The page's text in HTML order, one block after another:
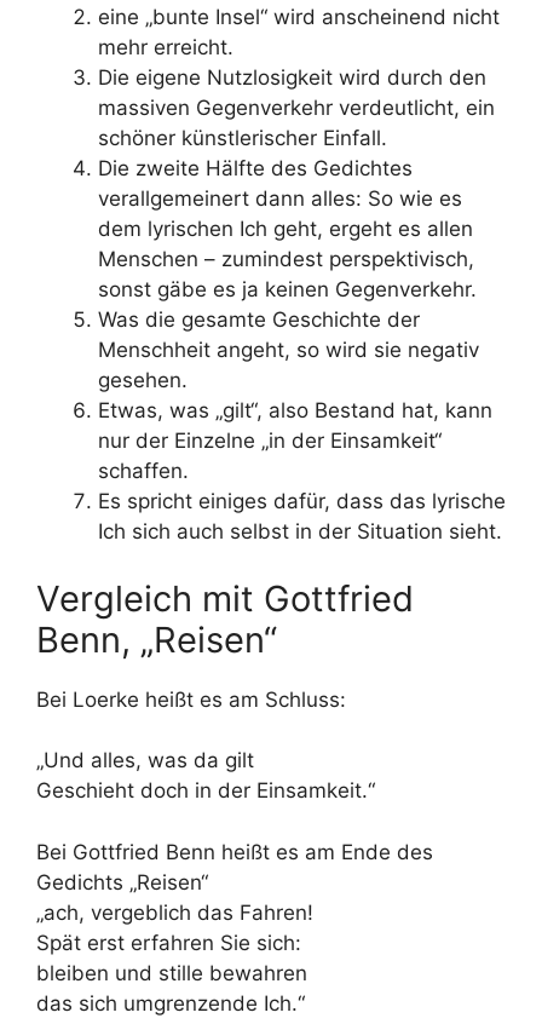
eine „bunte Insel“ wird anscheinend nicht
mehr erreicht.
Die eigene Nutzlosigkeit wird durch den
massiven Gegenverkehr verdeutlicht, ein
schöner künstlerischer Einfall.
Die zweite Hälfte des Gedichtes
verallgemeinert dann alles: So wie es
dem lyrischen Ich geht, ergeht es allen
Menschen – zumindest perspektivisch,
sonst gäbe es ja keinen Gegenverkehr.
Was die gesamte Geschichte der
Menschheit angeht, so wird sie negativ
gesehen.
Etwas, was „gilt“, also Bestand hat, kann
nur der Einzelne „in der Einsamkeit“
schaffen.
Es spricht einiges dafür, dass das lyrische
Ich sich auch selbst in der Situation sieht.
Vergleich mit Gottfried
Benn, „Reisen“
Bei Loerke heißt es am Schluss:
„Und alles, was da gilt
Geschieht doch in der Einsamkeit.“
Bei Gottfried Benn heißt es am Ende des
Gedichts „Reisen“
„ach, vergeblich das Fahren!
Spät erst erfahren Sie sich:
bleiben und stille bewahren
das sich umgrenzende Ich.“